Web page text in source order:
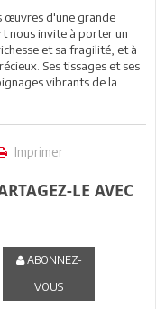
œuvres d'une grande
nous invite à porter un
et sa fragilité, et à
Ses tissages et ses
vibrants de la
Imprimer
LE AVEC
ABONNEZ-
VOUS